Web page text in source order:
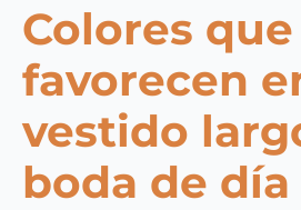
Colores que
favorecen
vestido
boda de día